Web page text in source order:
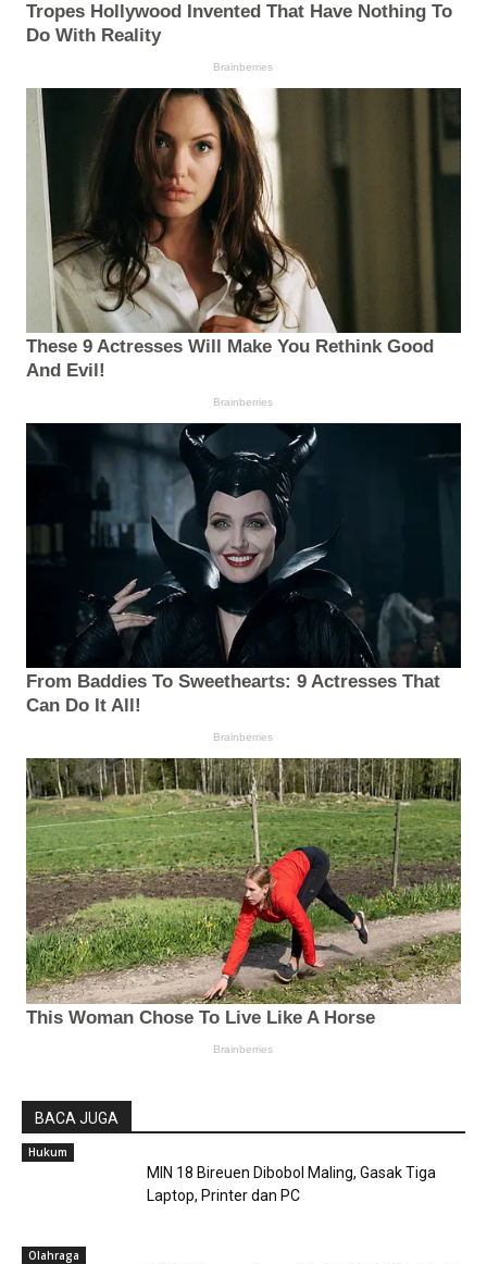
BACA JUGA
Hukum
MIN 18 Bireuen Dibobol Maling, Gasak Tiga
Laptop, Printer dan PC
Olahraga